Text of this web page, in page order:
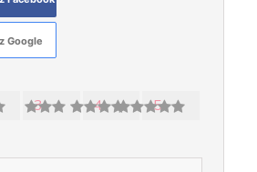
Google
3 4
5